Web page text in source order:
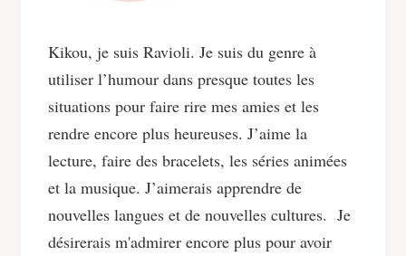
Kikou, je suis Ravioli. Je suis du genre à
utiliser l’humour dans presque toutes les
situations pour faire rire mes amies et les
rendre encore plus heureuses. J’aime la
lecture, faire des bracelets, les séries animées
et la musique. J’aimerais apprendre de
nouvelles langues et de nouvelles cultures. Je
désirerais m'admirer encore plus pour avoir